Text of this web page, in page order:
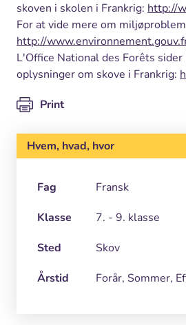
skoven i skolen i Frankrig: http://
For at vide mere om
http://
L'Office National des Forêts
oplysninger om skove i Frankrig:
Print
Hvem, hvad, hvor
Fag
Fransk
Klasse
7. - 9. klasse
Sted
Skov
Årstid
Forår, Sommer,